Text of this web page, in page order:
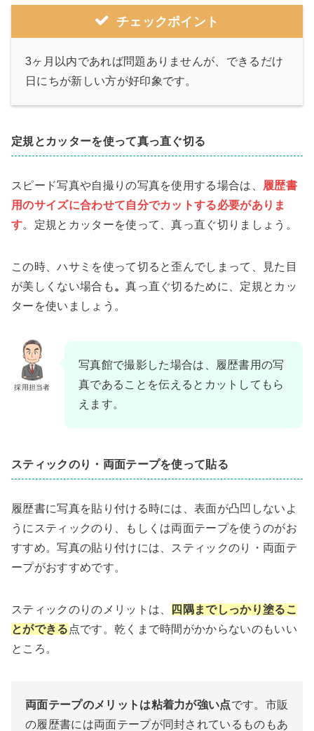
チェックポイント
3ヶ月以内であれば問題ありませんが、できるだけ
日にちが新しい方が好印象です。
定規とカッターを使って真っ直ぐ切る
スピード写真や自撮りの写真を使用する場合は、
履歴書
用のサイズに合わせて自分でカットする必要がありま
す。定規とカッターを使って、真っ直ぐ切りましょう。
この時、ハサミを使って切ると歪んでしまって、見た目
が美しくない場合も。真っ直ぐ切るために、定規とカッ
ターを使いましょう。
採用担当者
写真館で撮影した場合は、履歴書用の写
真であることを伝えるとカットしてもら
えます。
スティックのり・両面テープを使って貼る
履歴書に写真を貼り付ける時には、表面が凸凹しないよ
うにスティックのり、もしくは両面テープを使うのがお
すすめ。写真の貼り付けには、スティックのり・両面テ
ープがおすすめです。
スティックのりのメリットは、
四隅までしっかり塗るこ
とができる 点です。乾くまで時間がかからないのもいい
ところ。
両面テープのメリットは粘着力が強い点です。市販
の履歴書には両面テープが同封されているものもあ